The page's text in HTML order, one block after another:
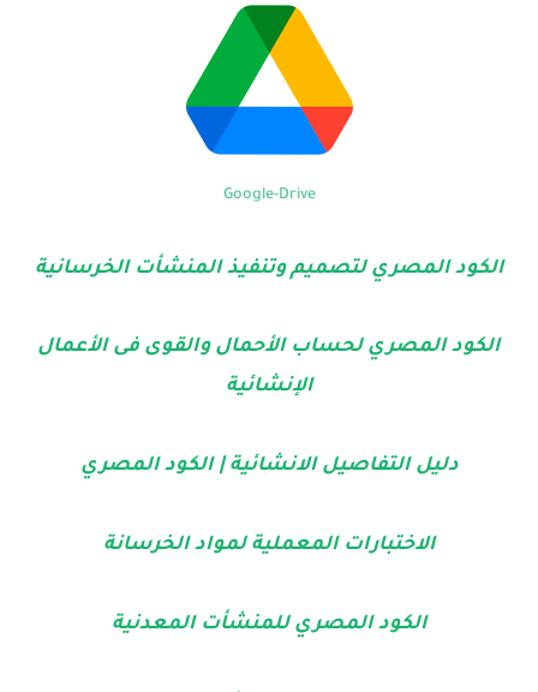
Google-Drive
الكود المصري لتصميم وتنفيذ المنشأت الخرسانية
الكود المصري لحساب الأحمال والقوى فى الأعمال
الإنشائية
دليل التفاصيل الانشائية | الكود المصري
الاختبارات المعملية لمواد الخرسانة
الكود المصري للمنشأت المعدنية